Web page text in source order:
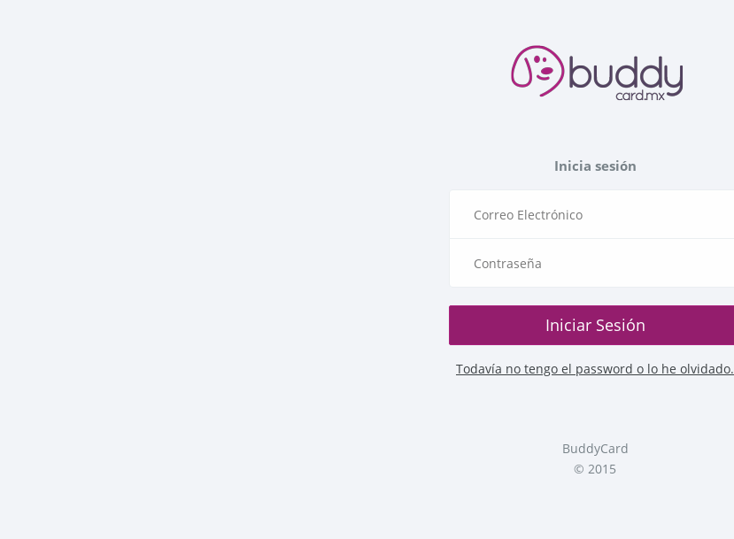
Inicia sesión
Iniciar Sesión
Todavía no tengo el password o lo he olvidado.
BuddyCard
© 2015